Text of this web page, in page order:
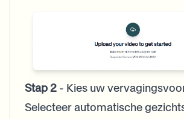
Stap 2 - Kies uw
Selecteer automatische